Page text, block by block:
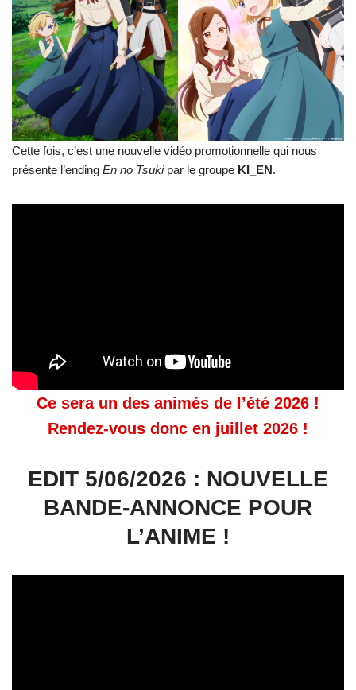
Cette fois, c’est une nouvelle vidéo promotionnelle qui nous
présente l’ending En no Tsukipar le groupe KI_EN.
Ce sera un des animés de l’été 2026 !
Rendez-vous donc en juillet 2026 !
EDIT 5/06/2026 : NOUVELLE
BANDE-ANNONCE POUR
L’ANIME !